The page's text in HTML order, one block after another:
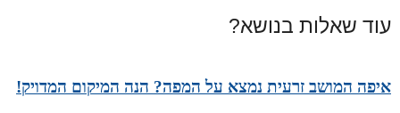
עוד שאלות בנושא?
איפה המושב זרעית נמצא על המפה? הנה המיקום המדויק!